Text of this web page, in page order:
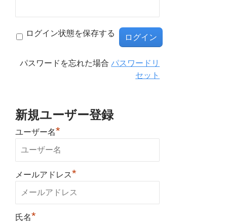
ログイン状態を保存する
パスワードを忘れた場合パスワードリ
セット
新規ユーザー登録
ユーザー名*
メールアドレス*
氏名*